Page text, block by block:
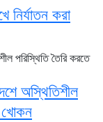
নির্যাতন করা
অস্থিতিশীল
খোকন